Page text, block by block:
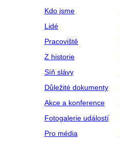
Kdo jsme
Lidé
Pracoviště
Z historie
Síň slávy
Důležité dokumenty
Akce a konference
Fotogalerie událostí
Pro média